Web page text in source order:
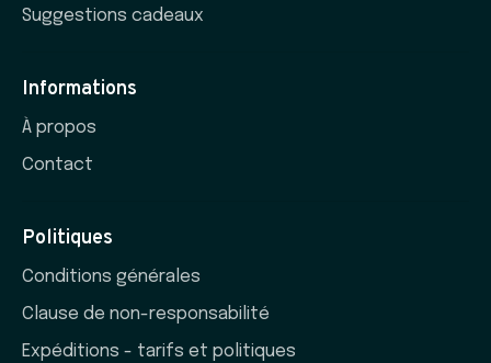
Suggestions cadeaux
Informations
À propos
Contact
Politiques
Conditions générales
Clause de non-responsabilité
Expéditions - tarifs et politiques